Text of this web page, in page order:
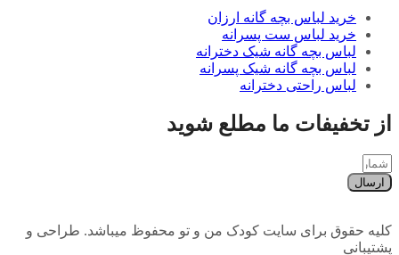
خرید لباس بچه گانه ارزان
خرید لباس ست پسرانه
لباس بچه گانه شیک دخترانه
لباس بچه گانه شیک پسرانه
لباس راحتی دخترانه
از تخفیفات ما مطلع شوید
ارسال
کلیه حقوق برای سایت کودک من و تو محفوظ میباشد. طراحی و
پشتیبانی